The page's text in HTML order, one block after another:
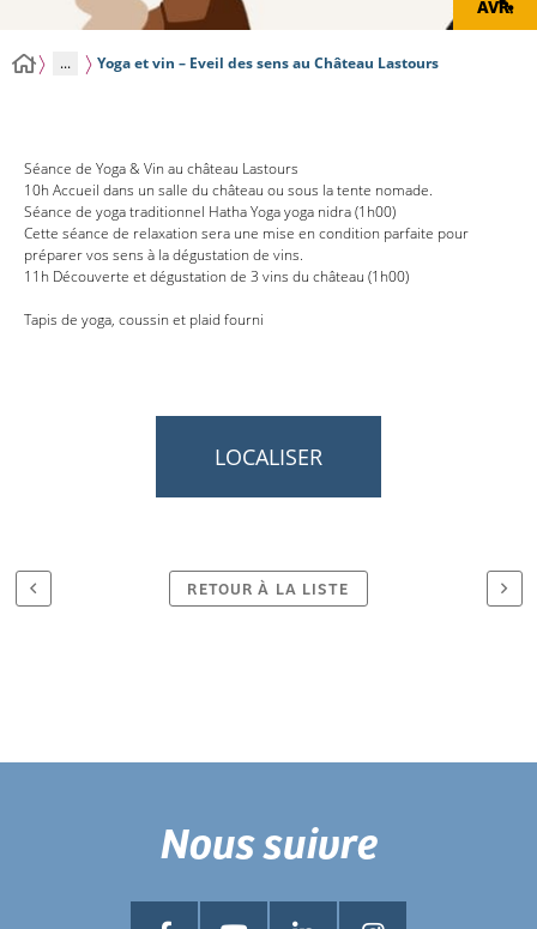
AVR.
... Yoga et vin – Eveil des sens au Château Lastours
Séance de Yoga & Vin au château Lastours
10h Accueil dans un salle du château ou sous la tente nomade.
Séance de yoga traditionnel Hatha Yoga yoga nidra (1h00)
Cette séance de relaxation sera une mise en condition parfaite pour
préparer vos sens à la dégustation de vins.
11h Découverte et dégustation de 3 vins du château (1h00)
Tapis de yoga, coussin et plaid fourni
LOCALISER
RETOUR À LA LISTE
Nous suivre